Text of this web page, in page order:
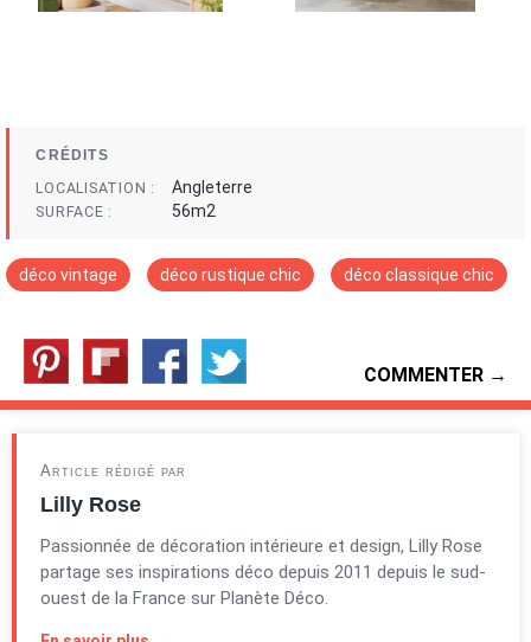
CRÉDITS
LOCALISATION Angleterre
SURFACE 56m2
déco vintage déco rustique chic déco classique chic
COMMENTER →
Article rédigé par
Lilly Rose
Passionnée de décoration intérieure et design, Lilly Rose
partage ses inspirations déco depuis 2011 depuis le sud-
ouest de la France sur Planète Déco.